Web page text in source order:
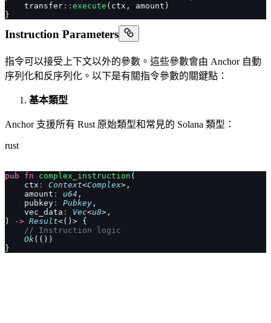
    transfer
:: execute (ctx, amount)
}
Instruction Parameters
指令可以接受上下文以外的參數。這些參數會由 Anchor 自動
序列化和反序列化。以下是有關指令參數的關鍵點：
基本類型
Anchor 支援所有 Rust 原始類型和常見的 Solana 類型：
rust
pub fn complex_instruction (
    ctx
: Context<Complex>,
    amount
: u64 ,
    pubkey
: Pubkey ,
    vec_data
: Vec<u8>,
)
-> Result<()> {
    // Instruction logic
    Ok
(())
}